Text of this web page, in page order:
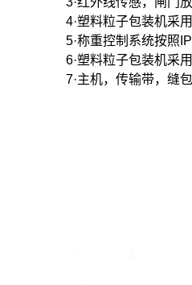
4·塑料粒子包装机采
5·称重控制系统按照
6·塑料粒子包装机采
7·主机，传输带，缝